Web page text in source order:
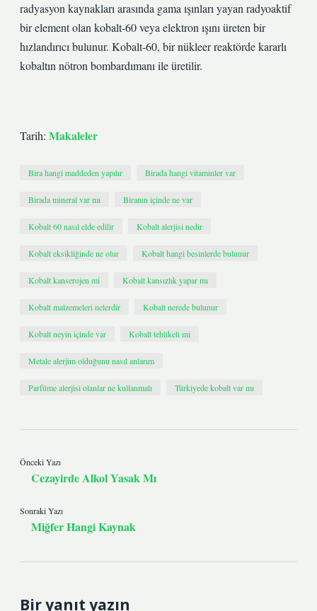
radyasyon kaynakları arasında gama ışınları yayan radyoaktif
bir element olan kobalt-60 veya elektron ışını üreten bir
hızlandırıcı bulunur. Kobalt-60, bir nükleer reaktörde kararlı
kobaltın nötron bombardımanı ile üretilir.
Tarih: Makaleler
Bira hangi maddeden yapılır Birada hangi vitaminler var
Birada mineral var mı Biranın içinde ne var
Kobalt 60 nasıl elde edilir Kobalt alerjisi nedir
Kobalt eksikliğinde ne olur Kobalt hangi besinlerde bulunur
Kobalt kanserojen mi Kobalt kansızlık yapar mı
Kobalt malzemeleri nelerdir Kobalt nerede bulunur
Kobalt neyin içinde var Kobalt tehlikeli mi
Metale alerjim olduğunu nasıl anlarım
Parfüme alerjisi olanlar ne kullanmalı Türkiyede kobalt var mı
Önceki Yazı
Cezayirde Alkol Yasak Mı
Sonraki Yazı
Miğfer Hangi Kaynak
Bir yanıt yazın